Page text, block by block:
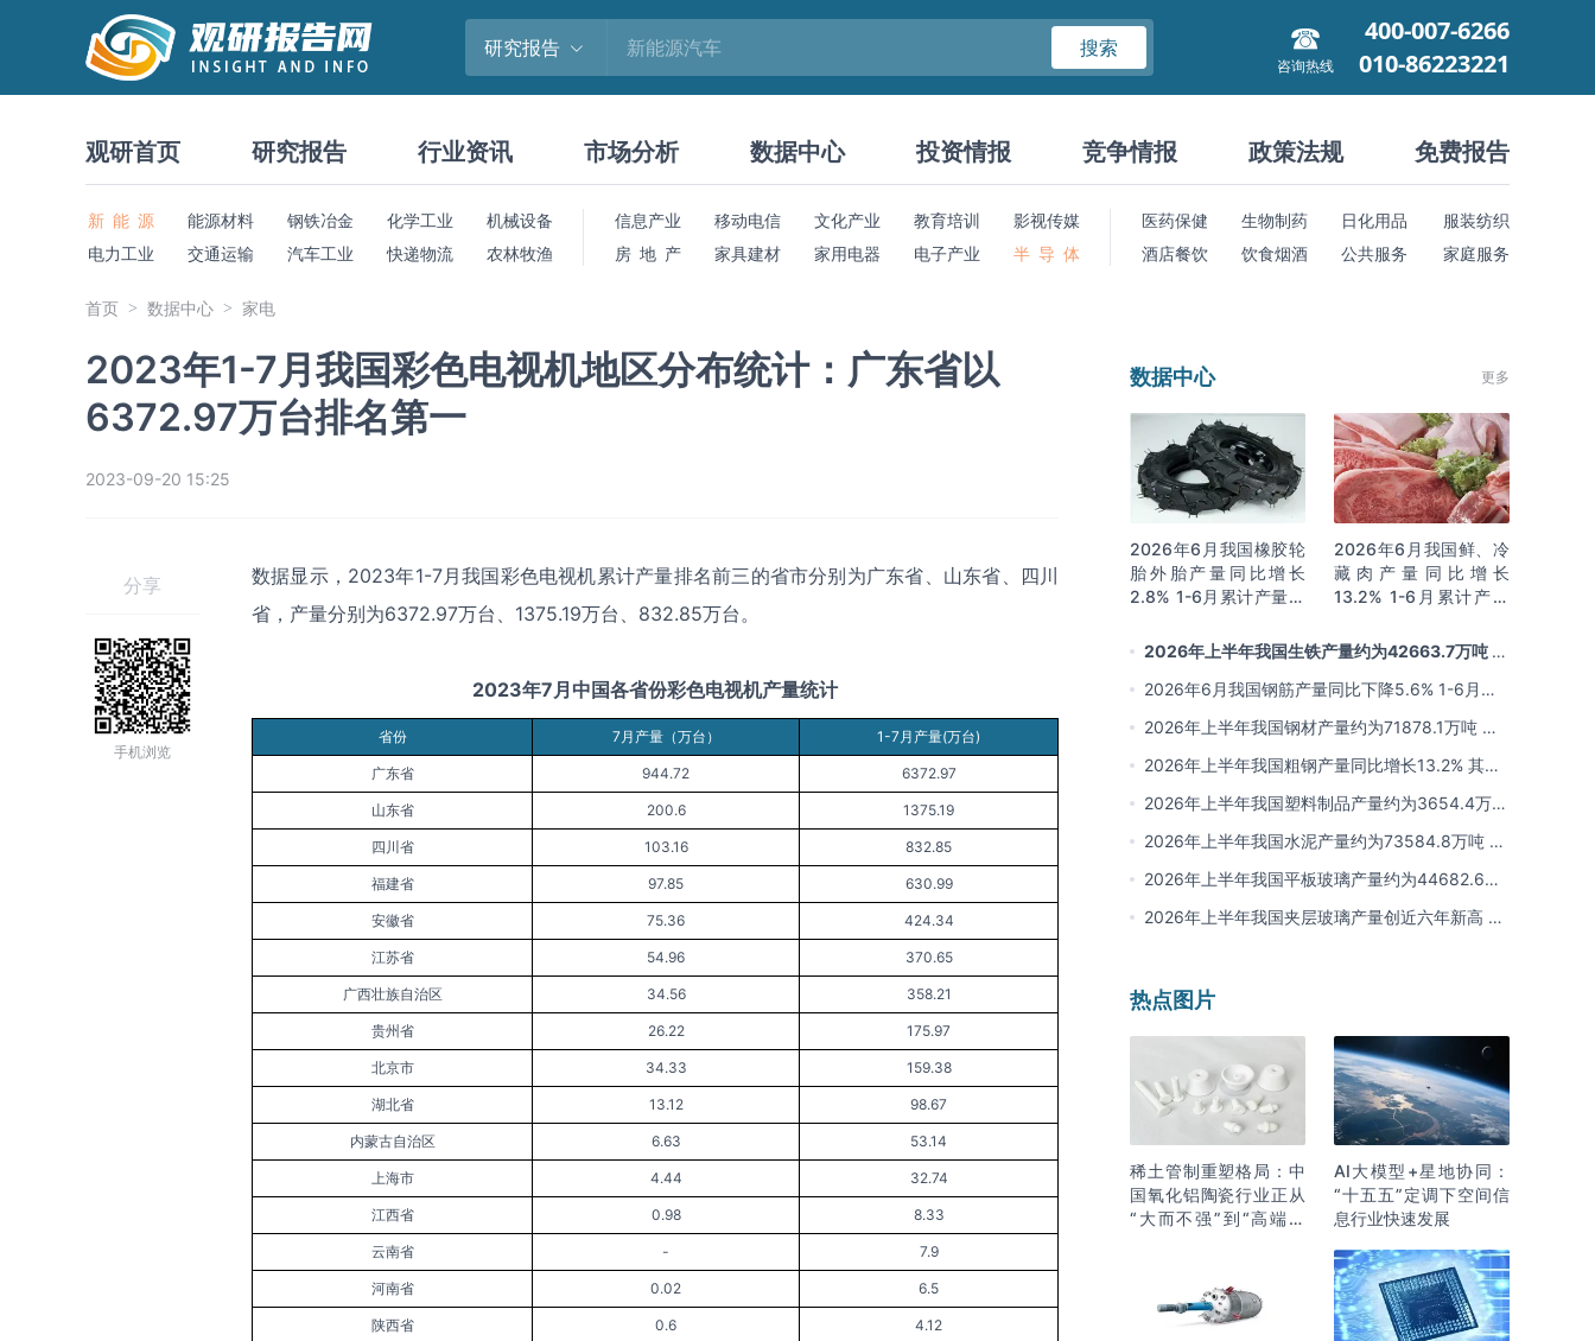
研究报告 搜索
咨询热线
400-007-6266
010-86223221
观研首页 研究报告 行业资讯 市场分析 数据中心 投资情报 竞争情报 政策法规 免费报告
新 能 源 能源材料 钢铁冶金 化学工业
机械设备
电力工业
交通运输 汽车工业 快递物流 农林牧渔
信息产业 移动电信 文化产业 教育培训
影视传媒
房 地 产
家具建材 家用电器 电子产业 半 导 体
医药保健 生物制药 日化用品
服装纺织
酒店餐饮
饮食烟酒 公共服务 家庭服务
首页 数据中心 家电
2023年1-7月我国彩色电视机地区分布统计：广东省以
6372.97万台排名第一
2023-09-20 15:25
分享
手机浏览
数据显示，2023年1-7月我国彩色电视机累计产量排名前三的省市分别为广东省、山东省、四川
省，产量分别为6372.97万台、1375.19万台、832.85万台。
2023年7月中国各省份彩色电视机产量统计
省份 7月产量（万台） 1-7月产量(万台)
广东省 944.72 6372.97
山东省 200.6 1375.19
四川省 103.16 832.85
福建省 97.85 630.99
安徽省 75.36 424.34
江苏省 54.96 370.65
广西壮族自治区 34.56 358.21
贵州省 26.22 175.97
北京市 34.33 159.38
湖北省 13.12 98.67
内蒙古自治区 6.63 53.14
上海市 4.44 32.74
江西省 0.98 8.33
云南省 - 7.9
河南省 0.02 6.5
陕西省 0.6 4.12
数据中心 更多
2026年6月我国橡胶轮
胎外胎产量同比增长
2.8% 1-6月累计产量同
2026年6月我国鲜、冷
藏肉产量同比增长
13.2% 1-6月累计产量
2026年上半年我国生铁产量约为42663.7万吨 同
比下降2.8% 其中河北产量占比22.7%排名第一
2026年6月我国钢筋产量同比下降5.6% 1-6月累
计产量同比下降10.7%
2026年上半年我国钢材产量约为71878.1万吨 同
比下降0.9% 其中河北以超亿吨产量排名第一
2026年上半年我国粗钢产量同比增长13.2% 其中
河北产量占比21.5%位居首位
2026年上半年我国塑料制品产量约为3654.4万吨
其中江苏、浙江产量分别占比18.9%、16.0%
2026年上半年我国水泥产量约为73584.8万吨 同
比下降8% 其中广东、浙江和安徽分别排名前三
2026年上半年我国平板玻璃产量约为44682.6万
重量箱 同比下降5.7% 其中河北产量最多 占比
2026年上半年我国夹层玻璃产量创近六年新高 约
热点图片
稀土管制重塑格局：中
国氧化铝陶瓷行业正从
“大而不强”到“高端突
AI大模型+星地协同：
“十五五”定调下空间信
息行业快速发展